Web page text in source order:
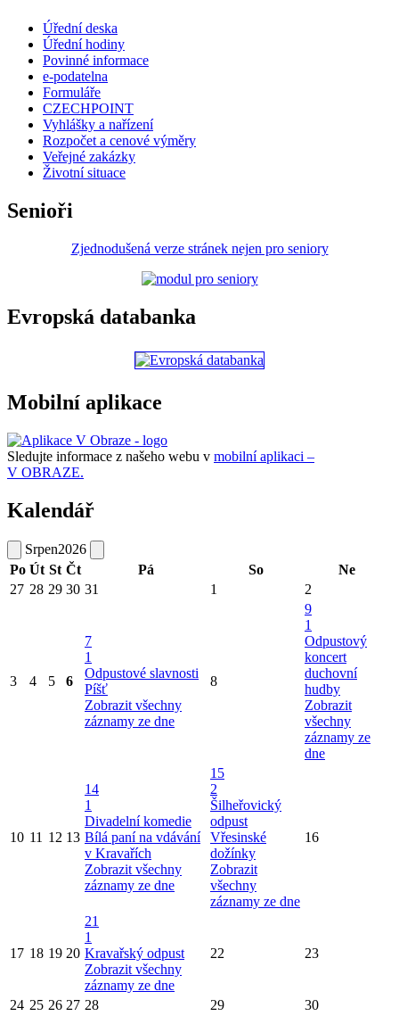
Úřední deska
Úřední hodiny
Povinné informace
e-podatelna
Formuláře
CZECHPOINT
Vyhlášky a nařízení
Rozpočet a cenové výměry
Veřejné zakázky
Životní situace
Senioři
Zjednodušená verze stránek nejen pro seniory
Evropská databanka
Mobilní aplikace
Sledujte informace z našeho webu v mobilní aplikaci –
V OBRAZE.
Kalendář
Srpen2026
Po Út St Čt Pá So
Ne
27 28 29 30 31 1 2
3 4 5 6
7
1
Odpustové slavnosti
Píšť
Zobrazit všechny
záznamy ze dne
8
9
1
Odpustový
koncert
duchovní
hudby
Zobrazit
všechny
záznamy ze
dne
10 11 12 13
14
1
Divadelní komedie
Bílá paní na vdávání
v Kravařích
Zobrazit všechny
záznamy ze dne
15
2
Šilheřovický
odpust
Vřesinské
dožínky
Zobrazit
všechny
záznamy ze dne
16
17 18 19 20
21
1
Kravařský odpust
Zobrazit všechny
záznamy ze dne
22 23
24 25 26 27 28 29 30